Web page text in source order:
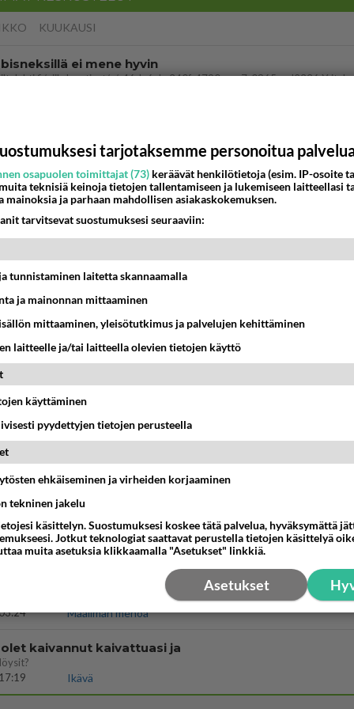
KUUKAUSI
ei mene hyvin
Kotimaiset julkkisjuorut
kaivattusi on tehnyt?
Ikävä
välit
tästä?
voita reilusti, persut kumoavat demokratian Suomesta
Maailman menoa
suhteessa?
Ikävä
ymmärtänyt oikein?
suhde/molemmat ovat täysin poissuljettuja asioita? Nainen
Ikävä
Kitee
Perussuomalaisten
Maailman menoa
kaivannut kaivattuasi ja
Ikävä
tarjotaksemme personoitua
osapuolen toimittajat (73) keräävät henkilötietoja (esim. IP-osoite
teknisiä keinoja tietojen tallentamiseen ja lukemiseen laitteellasi
ja parhaan mahdollisen asiakaskokemuksen.
tarvitsevat suostumuksesi seuraaviin:
tunnistaminen laitetta skannaamalla
ja mainonnan mittaaminen
mittaaminen, yleisötutkimus ja palvelujen kehittäminen
laitteelle ja/tai laitteella olevien tietojen käyttö
käyttäminen
pyydettyjen tietojen perusteella
ehkäiseminen ja virheiden korjaaminen
tekninen jakelu
käsittelyn. Suostumuksesi koskee tätä palvelua, hyväksymättä
Jotkut teknologiat saattavat perustella tietojen käsittelyä
muita asetuksia klikkaamalla "Asetukset" linkkiä.
Asetukset